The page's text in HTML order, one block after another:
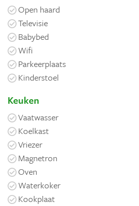
Open haard
Televisie
Babybed
Wifi
Parkeerplaats
Kinderstoel
Keuken
Vaatwasser
Koelkast
Vriezer
Magnetron
Oven
Waterkoker
Kookplaat